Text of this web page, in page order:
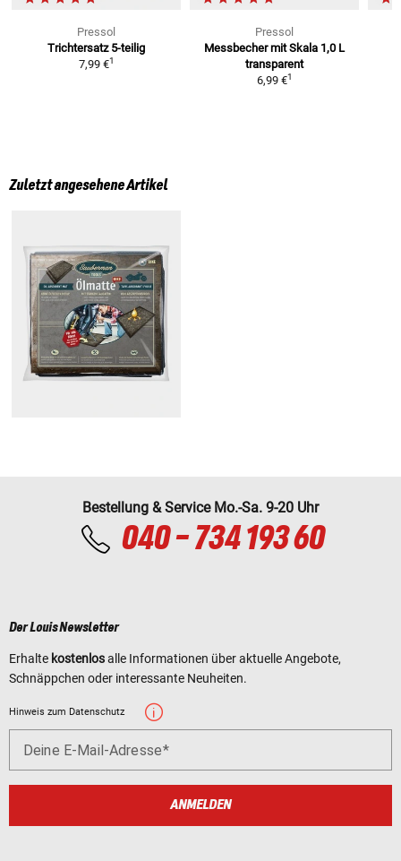
Pressol
Trichtersatz 5-teilig
7,99 €1
Pressol
Messbecher mit Skala 1,0 L
transparent
6,99 €1
Zuletzt angesehene Artikel
Bestellung & Service Mo.-Sa. 9-20 Uhr
040 - 734 193 60
Der Louis Newsletter
Erhalte kostenlosalle Informationen über aktuelle Angebote,
Schnäppchen oder interessante Neuheiten.
Hinweis zum Datenschutz
Deine E-Mail-Adresse
ANMELDEN